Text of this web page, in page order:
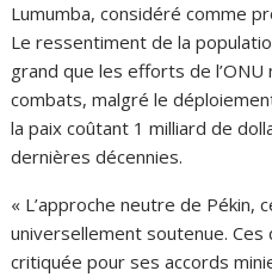
Lumumba, considéré comme
Le ressentiment de la
grand que les efforts de
combats, malgré le
la paix coûtant 1 milliard de
dernières décennies.
« L’approche neutre de Pékin,
universellement soutenue. Ces
critiquée pour ses accords